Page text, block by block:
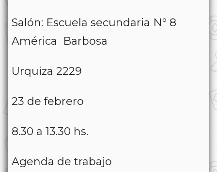
Salón: Escuela secundaria Nº 8
América Barbosa
Urquiza 2229
23 de febrero
8.30 a 13.30 hs.
Agenda de trabajo